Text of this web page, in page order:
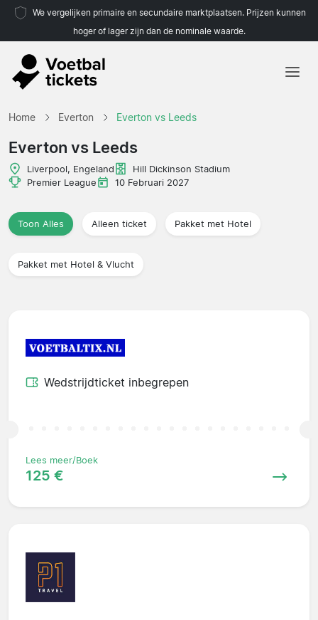
We vergelijken primaire en secundaire marktplaatsen. Prijzen kunnen
hoger of lager zijn dan de nominale waarde.
Reisorganisaties
Home Everton Everton vs Leeds
Everton vs Leeds
Liverpool, Engeland
Hill Dickinson Stadium
Premier League
10 Februari 2027
Toon Alles Alleen ticket Pakket met Hotel
Pakket met Hotel & Vlucht
Wedstrijdticket inbegrepen
Lees meer/Boek
125 €